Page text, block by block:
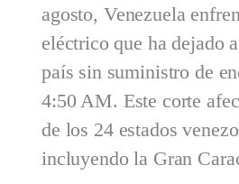
agosto, Venezuela
eléctrico que ha dejado
país sin suministro de
4:50 AM. Este corte
de los 24 estados
incluyendo la Gran